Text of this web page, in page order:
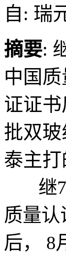
自: 瑞
摘要:
中国
证证
批双
泰主打
继7
质量认
后， 8